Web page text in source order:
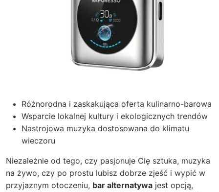
Różnorodna i zaskakująca oferta kulinarno-barowa
Wsparcie lokalnej kultury i ekologicznych trendów
Nastrojowa muzyka dostosowana do klimatu
wieczoru
Niezależnie od tego, czy pasjonuje Cię sztuka, muzyka
na żywo, czy po prostu lubisz dobrze zjeść i wypić w
przyjaznym otoczeniu, bar alternatywa jest opcją,